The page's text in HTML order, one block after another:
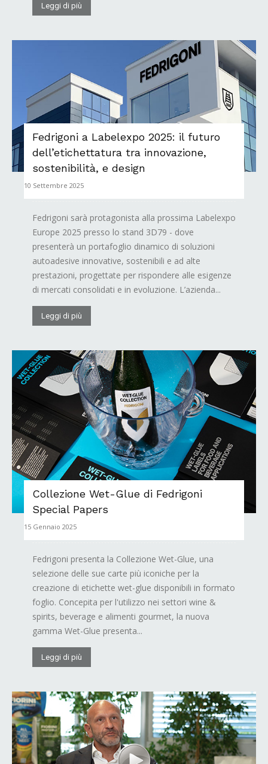
Leggi di più
Fedrigoni a Labelexpo 2025: il futuro
dell’etichettatura tra innovazione,
sostenibilità, e design
10 Settembre 2025
Fedrigoni sarà protagonista alla prossima Labelexpo
Europe 2025 presso lo stand 3D79 - dove
presenterà un portafoglio dinamico di soluzioni
autoadesive innovative, sostenibili e ad alte
prestazioni, progettate per rispondere alle esigenze
di mercati consolidati e in evoluzione. L’azienda...
Leggi di più
Collezione Wet-Glue di Fedrigoni
Special Papers
15 Gennaio 2025
Fedrigoni presenta la Collezione Wet-Glue, una
selezione delle sue carte più iconiche per la
creazione di etichette wet-glue disponibili in formato
foglio. Concepita per l'utilizzo nei settori wine &
spirits, beverage e alimenti gourmet, la nuova
gamma Wet-Glue presenta...
Leggi di più